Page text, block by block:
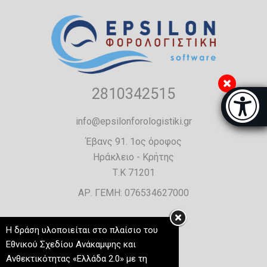
Μπάρα
2810342515
info@epsilonforologistiki.gr
Έβανς 91. 1ος όροφος
Ηράκλειο - Κρήτης
Τ.Κ 71201
ΑΡ. ΓΕΜΗ: 076534627000
Η δράση υλοποιείται στο πλαίσιο του
Εθνικού Σχεδίου Ανάκαμψης και
Ανθεκτικότητας «Ελλάδα 2.0» με τη